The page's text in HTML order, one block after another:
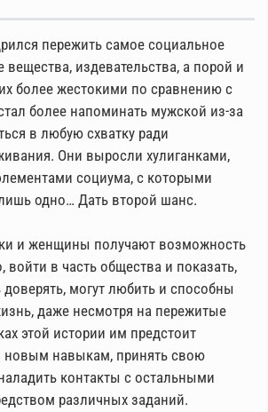
пережить самое социальное
издевательства, а порой и
более жестокими по сравнению с
более напоминать мужской из-за
в любую схватку ради
Они выросли хулиганками,
социума, с которыми
одно… Дать второй шанс.
и женщины получают возможность
войти в часть общества и показать,
доверять, могут любить и способны
даже несмотря на пережитые
этой истории им предстоит
новым навыкам, принять свою
контакты с остальными
различных заданий.